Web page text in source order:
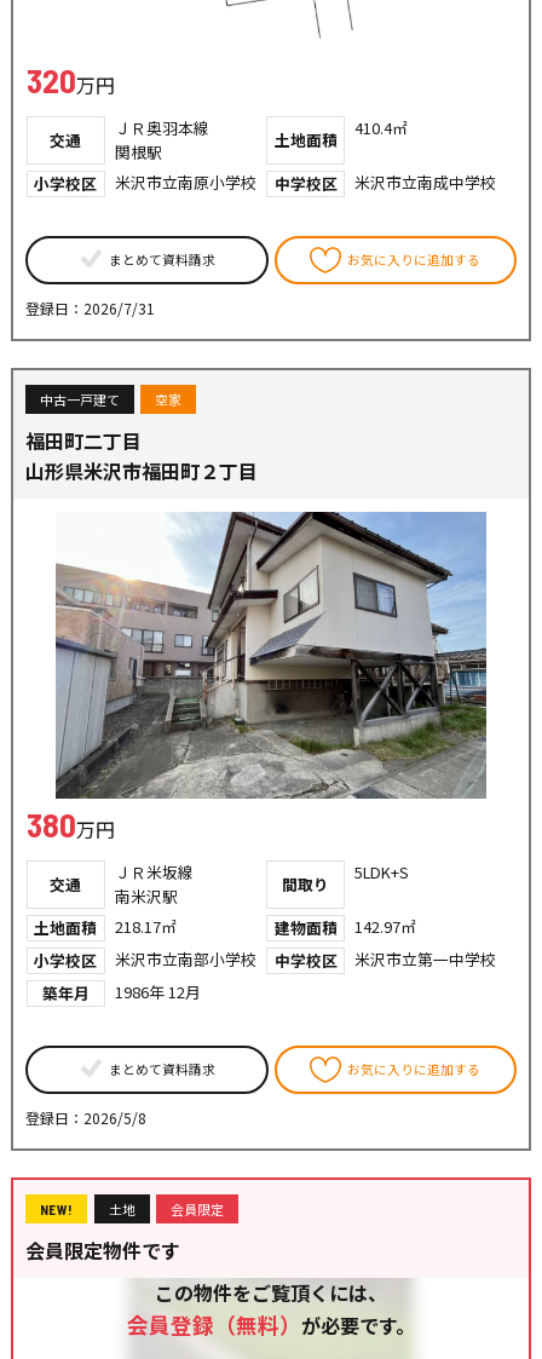
320万円
交通
ＪＲ奥羽本線
関根駅
土地面積
410.4㎡
小学校区 米沢市立南原小学校 中学校区 米沢市立南成中学校
まとめて資料請求 お気に入りに追加する
登録日：2026/7/31
中古一戸建て 空家
福田町二丁目
山形県米沢市福田町２丁目
380万円
交通
ＪＲ米坂線
南米沢駅
間取り
5LDK+S
土地面積 218.17㎡ 建物面積
142.97㎡
小学校区
米沢市立南部小学校 中学校区
米沢市立第一中学校
築年月
1986年 12月
まとめて資料請求 お気に入りに追加する
登録日：2026/5/8
NEW! 土地 会員限定
会員限定物件です
この物件をご覧頂くには、
会員登録（無料） が必要です。